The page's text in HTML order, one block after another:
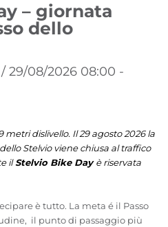
– giornata
dello
29/08/2026 08:00 -
dislivello. Il 29 agosto 2026 la
Stelvio viene chiusa al traffico
ilStelvio Bike Dayè riservata
è tutto. La meta é il Passo
il punto di passaggio più